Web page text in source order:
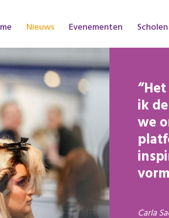
Nieuws Evenementen Scholen
ik
we
Carla